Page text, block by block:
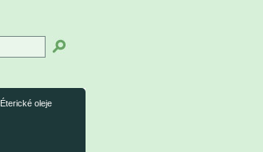
Éterické oleje